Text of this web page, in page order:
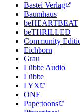
Bastei Verlag
Baumhaus
beHEARTBEAT
beTHRILLED
Community
Eichborn
Grau
Lübbe Audio
Lübbe
LYX
ONE
Papertoons